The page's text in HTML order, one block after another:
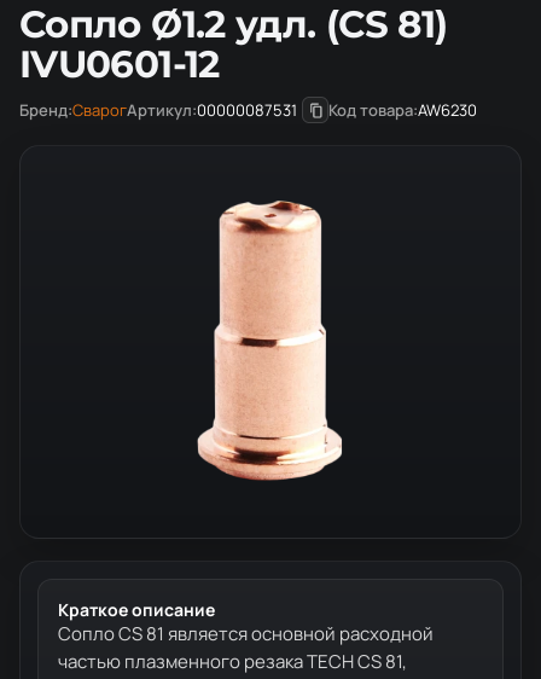
Сопло Ø1.2 удл. (CS 81)
IVU0601-12
Бренд:СварогАртикул:00000087531 Код товара:AW6230
Краткое описание
Сопло CS 81 является основной расходной
частью плазменного резака TECH CS 81,